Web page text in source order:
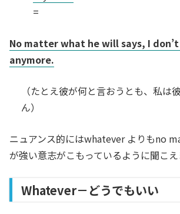
=
No matter what he will says, I
anymore.
（たとえ彼が何と言おうとも、私は
ん）
ニュアンス的にはwhatever よりもno
が強い意志がこもっているように聞こえ
Whatever－どうでもいい